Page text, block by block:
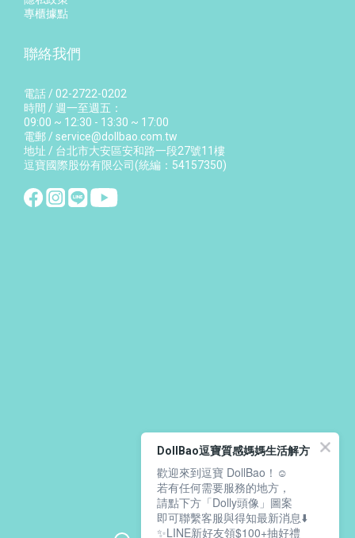
專櫃據點
聯絡我們
電話 / 02-2722-0202
時間 / 週一至週五：
09:00 ~ 12:30 - 13:30 ~ 17:00
電郵 / service@dollbao.com.tw
地址 / 台北市大安區安和路一段27號11樓
逗寶國際股份有限公司(統編：54157350)
DollBao逗寶質感媽媽生活解方
歡迎來到逗寶 DollBao！☺️
若有任何需要服務的地方，
請點下方「Dolly頭像」圖案
即可聯繫客服與得知最新消息⬇️
✨LINE新好友領$100+抽好禮